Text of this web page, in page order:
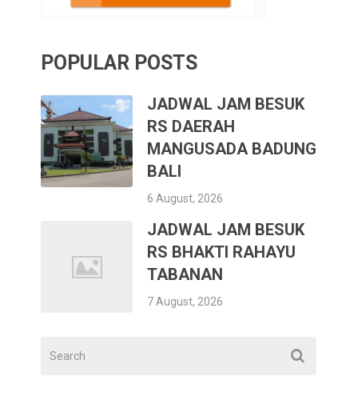
POPULAR POSTS
JADWAL JAM BESUK
RS DAERAH
MANGUSADA BADUNG
BALI
6 August, 2026
JADWAL JAM BESUK
RS BHAKTI RAHAYU
TABANAN
7 August, 2026